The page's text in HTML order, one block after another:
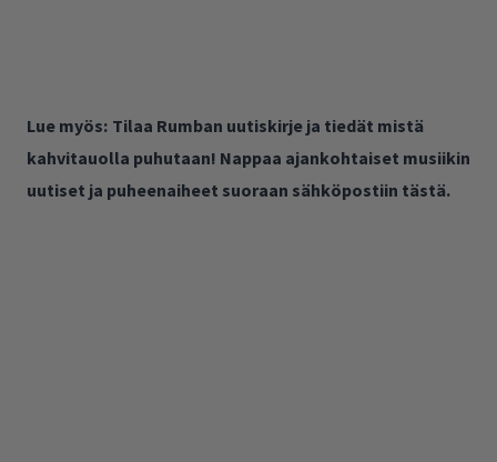
Lue myös: Tilaa Rumban uutiskirje ja tiedät mistä
kahvitauolla puhutaan! Nappaa ajankohtaiset musiikin
uutiset ja puheenaiheet suoraan sähköpostiin tästä.